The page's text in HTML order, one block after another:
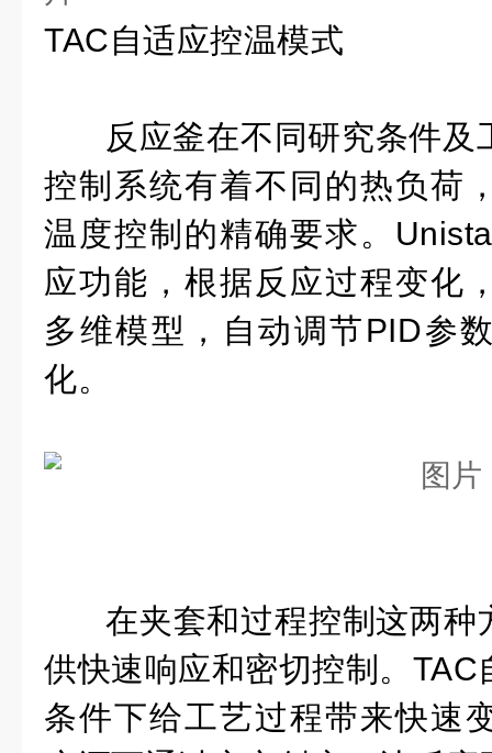
TAC自适应控温模式
反应釜在不同研究条件及
控制系统有着不同的热负荷
温度控制的精确要求。
应功能，根据反应过程变化
多维模型，自动调节PID参
化。
在夹套和过程控制这两种
供快速响应和密切控制。
条件下给工艺过程带来快速